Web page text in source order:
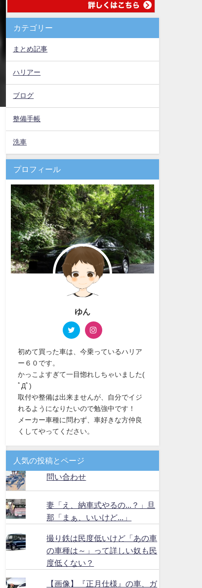
カテゴリー
まとめ記事
ハリアー
ブログ
整備手帳
洗車
プロフィール
ゆん
初めて買った車は、今乗っているハリア
ー６０です。
かっこよすぎて一目惚れしちゃいました(
ﾟДﾟ)
取付や整備は出来ませんが、自分でイジ
れるようになりたいので勉強中です！
メーカー車種に問わず、車好きな方仲良
くしてやってください。
人気の投稿とページ
問い合わせ
妻「え、納車式やるの...？」旦
那「まぁ、いいけど...」
撮り鉄は民度低いけど「あの車
の車種は～」って詳しい奴も民
度低くない？
【画像】『正月仕様』の車、ガ